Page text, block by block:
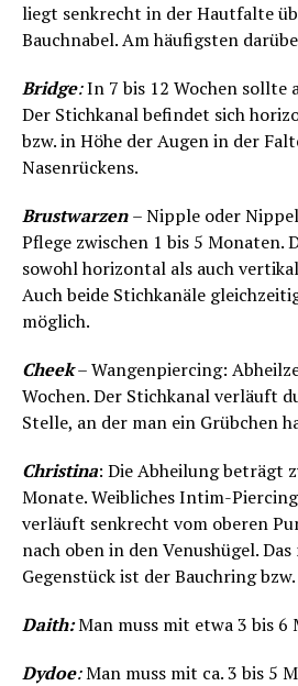
liegt senkrecht in der Hautfalte
Bauchnabel. Am häufigsten
Bridge:In 7 bis 12 Wochen sollte
Der Stichkanal befindet sich
bzw. in Höhe der Augen in der
Nasenrückens.
Brustwarzen – Nipple oder
Pflege zwischen 1 bis 5 Monaten.
sowohl horizontal als auch
Auch beide Stichkanäle
möglich.
Cheek– Wangenpiercing:
Wochen. Der Stichkanal verläuft
Stelle, an der man ein Grübchen
Christina: Die Abheilung beträgt
Monate. Weibliches Intim-
verläuft senkrecht vom oberen
nach oben in den Venushügel.
Gegenstück ist der Bauchring
Daith:Man muss mit etwa 3 bis 6
Dydoe:Man muss mit ca. 3 bis 5